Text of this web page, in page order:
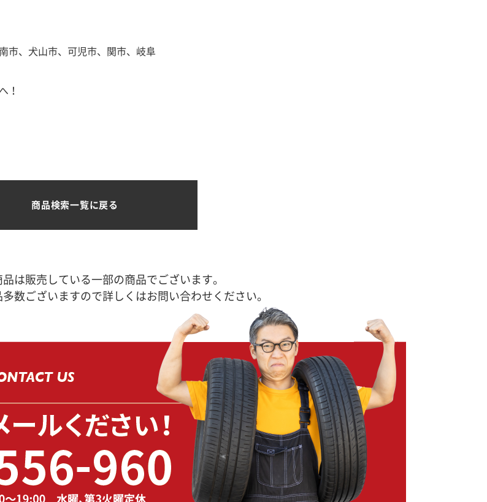
市、犬山市、可児市、関市、岐阜
！
商品検索一覧に戻る
は販売している一部の商品でございます。
数ございますので詳しくはお問い合わせください。